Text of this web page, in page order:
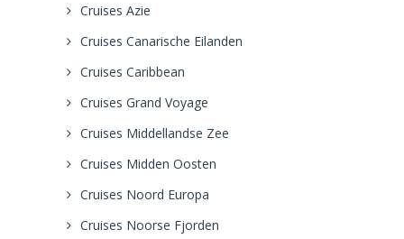
Cruises Azie
Cruises Canarische Eilanden
Cruises Caribbean
Cruises Grand Voyage
Cruises Middellandse Zee
Cruises Midden Oosten
Cruises Noord Europa
Cruises Noorse Fjorden